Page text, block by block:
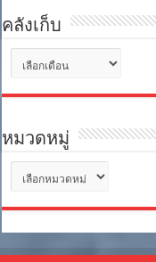
คลังเก็บ
เก็บ
หมวดหมู่
หมู่